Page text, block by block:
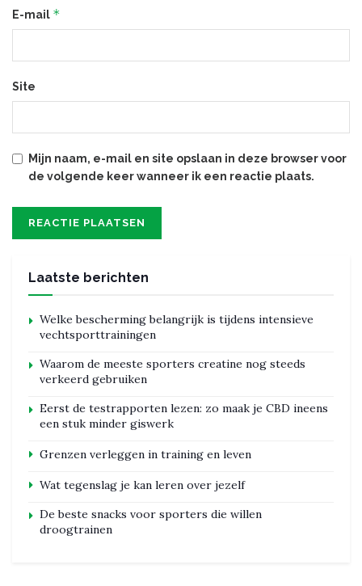
E-mail *
Site
Mijn naam, e-mail en site opslaan in deze browser voor
de volgende keer wanneer ik een reactie plaats.
Laatste berichten
Welke bescherming belangrijk is tijdens intensieve
vechtsporttrainingen
Waarom de meeste sporters creatine nog steeds
verkeerd gebruiken
Eerst de testrapporten lezen: zo maak je CBD ineens
een stuk minder giswerk
Grenzen verleggen in training en leven
Wat tegenslag je kan leren over jezelf
De beste snacks voor sporters die willen
droogtrainen